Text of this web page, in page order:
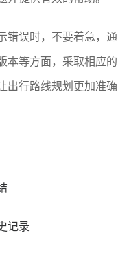
错误时，不要着急，通
本等方面，采取相应的
出行路线规划更加准确
记录